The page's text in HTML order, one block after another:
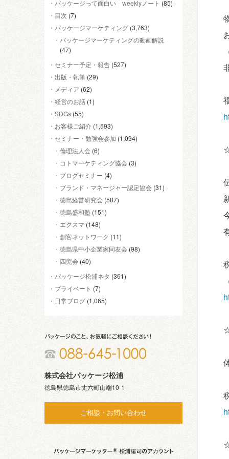
パッケージって面白い weeklyノート (85)
目次 (7)
パッケージマーケティング (3,763)
パッケージマーケティングの動画解説
(47)
セミナー予定・報告 (527)
出版・執筆 (29)
メディア (62)
経営のお話 (1)
SDGs (55)
お客様ご紹介 (1,593)
セミナー・勉強会参加 (1,094)
倫理法人会 (6)
コトマーケティング協会 (3)
ブログセミナー (4)
ブランド・マネージャー認定協会 (31)
徳島経営研究会 (587)
徳島盛和塾 (151)
エクスマ (148)
創客ネットワーク (11)
徳島県中小企業家同友会 (98)
四究会 (40)
パッケージ松浦ネタ (361)
プライベート (7)
日常ブログ (1,065)
株式会社パッケージ松浦
徳島県徳島市丈六町山端10-1
ご相談・お問い合わせ